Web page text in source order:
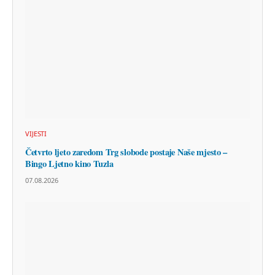
VIJESTI
Četvrto ljeto zaredom Trg slobode postaje Naše mjesto –
Bingo Ljetno kino Tuzla
07.08.2026